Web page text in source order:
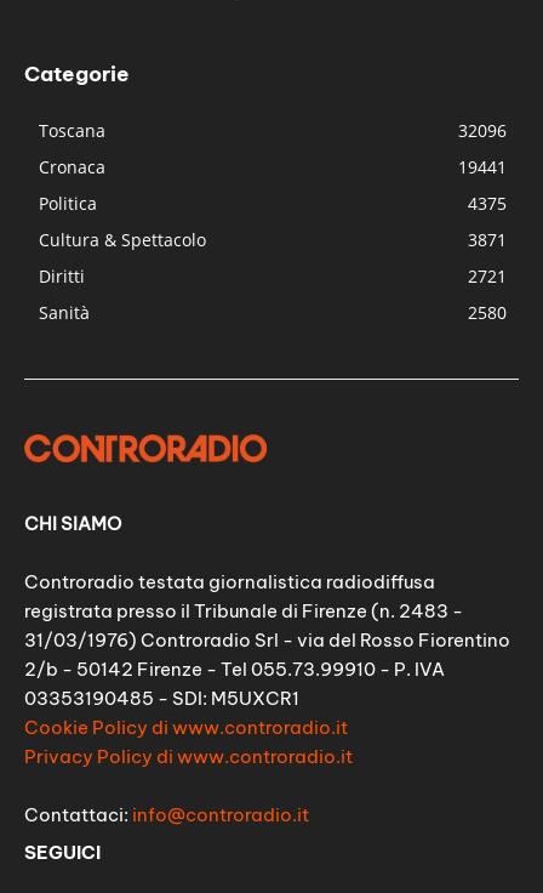
Categorie
Toscana
32096
Cronaca
19441
Politica
4375
Cultura & Spettacolo
3871
Diritti
2721
Sanità
2580
CHI SIAMO
Controradio testata giornalistica radiodiffusa
registrata presso il Tribunale di Firenze (n. 2483 -
31/03/1976) Controradio Srl - via del Rosso Fiorentino
2/b - 50142 Firenze - Tel 055.73.99910 - P. IVA
03353190485 - SDI: M5UXCR1
Cookie Policy di www.controradio.it
Privacy Policy di www.controradio.it
Contattaci: info@controradio.it
SEGUICI